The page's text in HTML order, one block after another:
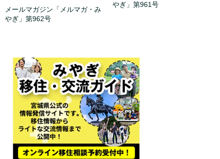
メールマガジン「メルマガ・み
やぎ」第962号
やぎ」第961号